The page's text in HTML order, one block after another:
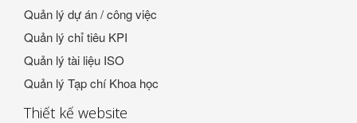
Quản lý dự án / công việc
Quản lý chỉ tiêu KPI
Quản lý tài liệu ISO
Quản lý Tạp chí Khoa học
Thiết kế website